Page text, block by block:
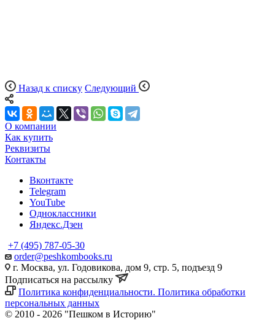
Назад к списку Следующий
О компании
Как купить
Реквизиты
Контакты
Вконтакте
Telegram
YouTube
Одноклассники
Яндекс.Дзен
+7 (495) 787-05-30
order@peshkombooks.ru
г. Москва, ул. Годовикова, дом 9, стр. 5, подъезд 9
Подписаться на рассылку
Политика конфиденциальности. Политика обработки
персональных данных
© 2010 - 2026 "Пешком в Историю"